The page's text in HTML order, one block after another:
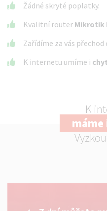
Žádné skryté poplatky.
Kvalitní router Mikrotik
Zařídíme za vás přechod
K internetu umíme i
K